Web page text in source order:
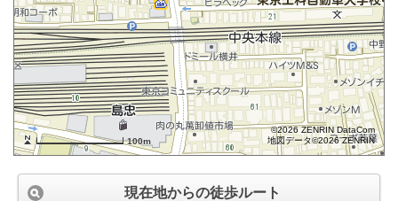
100m
©2026 ZENRIN DataCom
地図データ©2026 ZENRIN
現在地からの徒歩ルート